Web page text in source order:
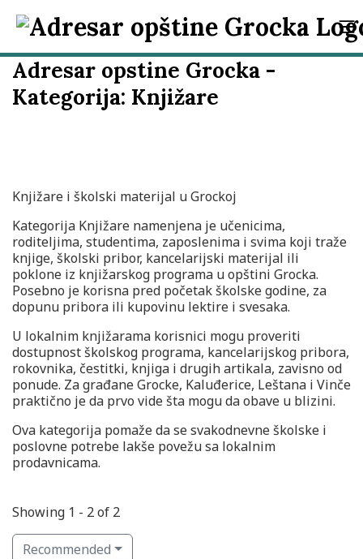
Adresar opstine Grocka -
Kategorija: Knjižare
Knjižare i školski materijal u Grockoj
Kategorija Knjižare namenjena je učenicima,
roditeljima, studentima, zaposlenima i svima koji traže
knjige, školski pribor, kancelarijski materijal ili
poklone iz knjižarskog programa u opštini Grocka.
Posebno je korisna pred početak školske godine, za
dopunu pribora ili kupovinu lektire i svesaka.
U lokalnim knjižarama korisnici mogu proveriti
dostupnost školskog programa, kancelarijskog pribora,
rokovnika, čestitki, knjiga i drugih artikala, zavisno od
ponude. Za građane Grocke, Kaluđerice, Leštana i Vinče
praktično je da prvo vide šta mogu da obave u blizini.
Ova kategorija pomaže da se svakodnevne školske i
poslovne potrebe lakše povežu sa lokalnim
prodavnicama.
Showing 1 - 2 of 2
Recommended